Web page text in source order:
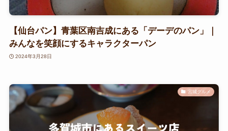
【仙台パン】青葉区南吉成にある「デーデのパン」｜
みんなを笑顔にするキャラクターパン
2024年3月28日
宮城グルメ